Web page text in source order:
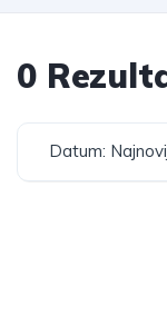
0
Datum: